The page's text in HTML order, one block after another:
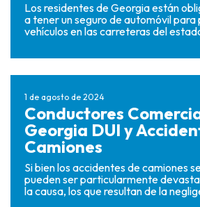
Los residentes de Georgia están
a tener un seguro de automóvil
vehículos en las carreteras del
1 de agosto de 2024
Conductores
Georgia DUI y
Camiones
Si bien los accidentes de camiones
pueden ser particularmente
la causa, los que resultan de la